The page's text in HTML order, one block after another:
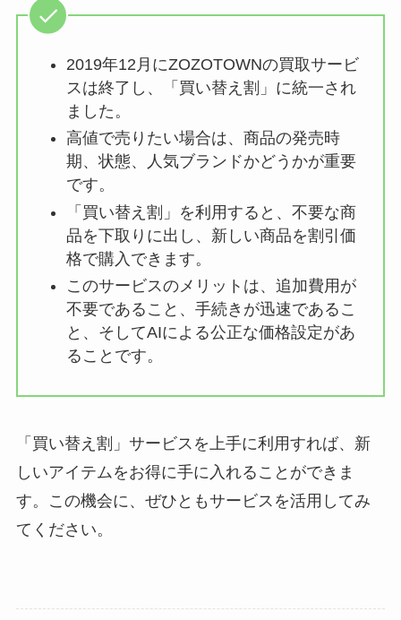
2019年12月にZOZOTOWNの買取サービ
スは終了し、「買い替え割」に統一され
ました。
高値で売りたい場合は、商品の発売時
期、状態、人気ブランドかどうかが重要
です。
「買い替え割」を利用すると、不要な商
品を下取りに出し、新しい商品を割引価
格で購入できます。
このサービスのメリットは、追加費用が
不要であること、手続きが迅速であるこ
と、そしてAIによる公正な価格設定があ
ることです。
「買い替え割」サービスを上手に利用すれば、新
しいアイテムをお得に手に入れることができま
す。この機会に、ぜひともサービスを活用してみ
てください。